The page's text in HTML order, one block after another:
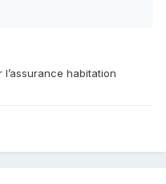
habitation